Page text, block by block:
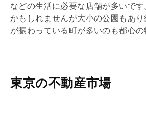
などの生活に必要な店舗が多いで
かもしれませんが大小の公園もあ
が賑わっている町が多いのも都心の
東京の不動産市場